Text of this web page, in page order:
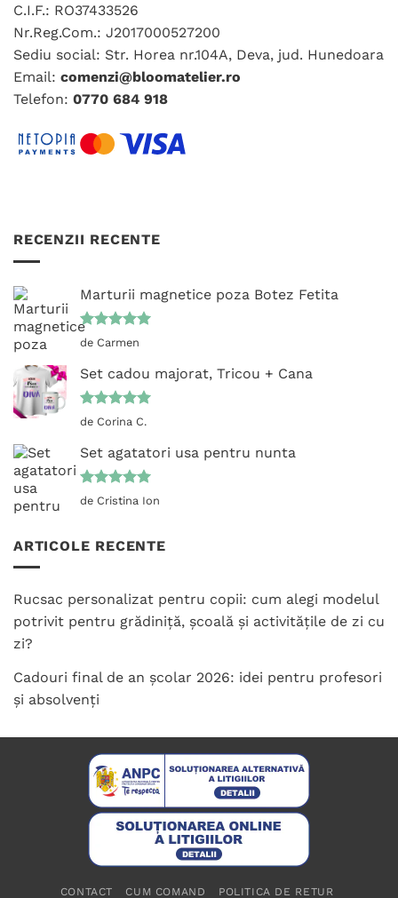
fi
alese
în
pagina
produsului.
alese
C.I.F.: RO37433526
Nr.Reg.Com.: J2017000527200
Sediu social: Str. Horea nr.104A, Deva, jud. Hunedoara
Email: comenzi@bloomatelier.ro
Telefon: 0770 684 918
RECENZII RECENTE
Marturii magnetice poza Botez Fetita
Evaluat la
de Carmen
Set cadou majorat, Tricou + Cana
Evaluat la
de Corina C.
Set agatatori usa pentru nunta
Evaluat la
de Cristina Ion
ARTICOLE RECENTE
Rucsac personalizat pentru copii: cum alegi modelul
potrivit pentru grădiniță, școală și activitățile de zi cu
zi?
Cadouri final de an școlar 2026: idei pentru profesori
și absolvenți
CONTACT CUM COMAND POLITICA DE RETUR